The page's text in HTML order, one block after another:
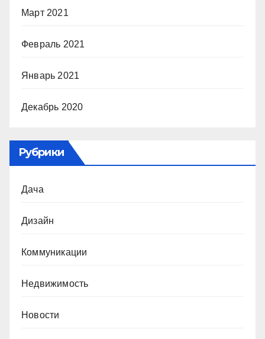
Март 2021
Февраль 2021
Январь 2021
Декабрь 2020
Рубрики
Дача
Дизайн
Коммуникации
Недвижимость
Новости